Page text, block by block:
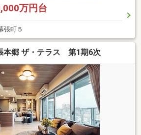
万円台
張町５
本郷 ザ・テラス 第1期6次